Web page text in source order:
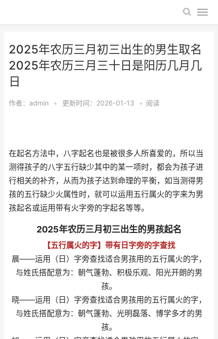
2025年农历三月初三出生的男生取名
2025年农历三月三十日是阳历几月几
日
作者： admin • 更新时间：2026-01-13 • 阅读
在起名方法中，八字起名也是被很多人所喜爱的，所以当
测得孩子的八字五行缺少其中的某一项时，都会为孩子进
行相关的补齐，从而为孩子达到命理的平衡，如当测得男
孩的五行缺少火属性时，就可以运用五行属火的字来为男
孩起名或运用带有火字旁的字起名等等。
2025年农历三月初三出生的男孩起名
【五行属火的字】带有日字旁的字查找
晨——运用（日）字旁查找适合男孩用的五行属火的字，
与姓氏搭配意为：朝气蓬勃、积极乐观、阳光开朗的男
孩。
晓——运用（日）字旁查找适合男孩用的五行属火的字，
与姓氏搭配意为：朝气蓬勃、光明磊落、博学多才的男
孩。